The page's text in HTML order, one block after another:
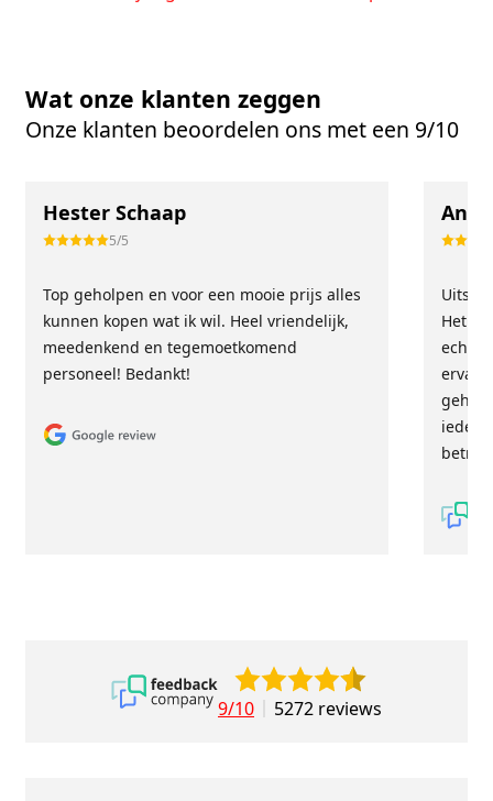
Wat onze klanten zeggen
Onze klanten beoordelen ons met een 9/10
Hester Schaap
5/5
Top geholpen en voor een mooie prijs alles
kunnen kopen wat ik wil. Heel vriendelijk,
meedenkend en tegemoetkomend
personeel! Bedankt!
Het
echt
9/10 5272 reviews